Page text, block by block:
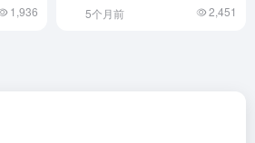
1,936 5个月前 2,451